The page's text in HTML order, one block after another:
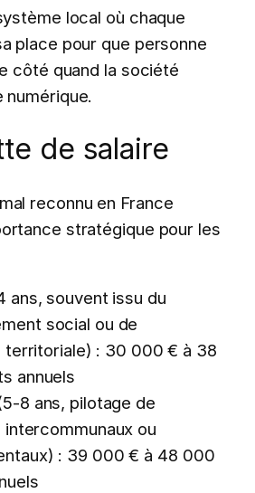
local où chaque
place pour que personne
côté quand la société
numérique.
de salaire
reconnu en France
stratégique pour les
ans, souvent issu du
social ou de
territoriale) : 30 000 € à 38
annuels
8 ans, pilotage de
ou
: 39 000 € à 48 000